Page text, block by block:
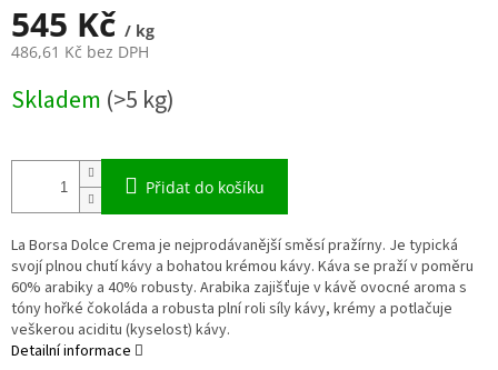
545 Kč / kg
486,61 Kč bez DPH
cena:
Skladem (>5 kg)
Přidat do košíku
La Borsa Dolce Crema je nejprodávanější směsí pražírny. Je typická
svojí plnou chutí kávy a bohatou krémou kávy. Káva se praží v poměru
60% arabiky a 40% robusty. Arabika zajišťuje v kávě ovocné aroma s
tóny hořké čokoláda a robusta plní roli síly kávy, krémy a potlačuje
veškerou aciditu (kyselost) kávy.
Detailní informace